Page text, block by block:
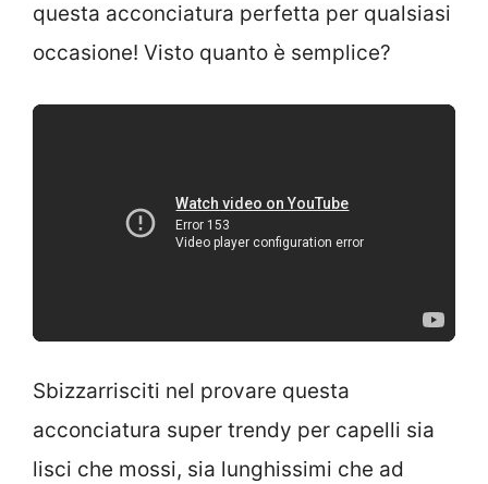
questa acconciatura perfetta per qualsiasi
occasione! Visto quanto è semplice?
Sbizzarrisciti nel provare questa
acconciatura super trendy per capelli sia
lisci che mossi, sia lunghissimi che ad